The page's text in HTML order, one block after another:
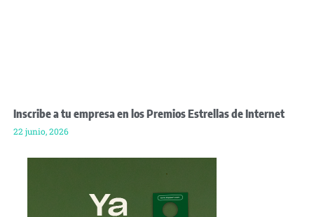
Inscribe a tu empresa en los Premios Estrellas de Internet
22 junio, 2026